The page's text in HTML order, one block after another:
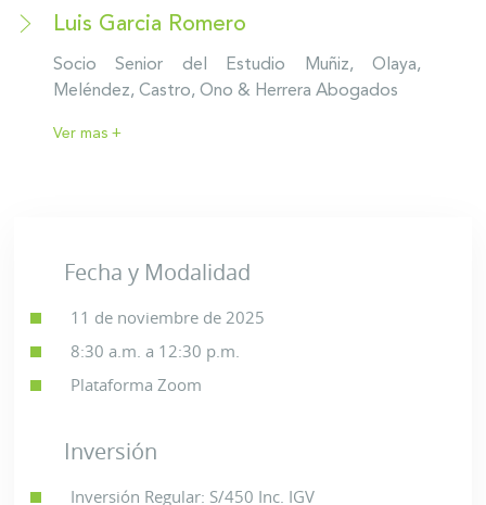
Luis Garcia Romero
Socio Senior del Estudio Muñiz, Olaya,
Meléndez, Castro, Ono & Herrera Abogados
Ver mas +
Fecha y Modalidad
11 de noviembre de 2025
8:30 a.m. a 12:30 p.m.
Plataforma Zoom
Inversión
Inversión Regular: S/450 Inc. IGV